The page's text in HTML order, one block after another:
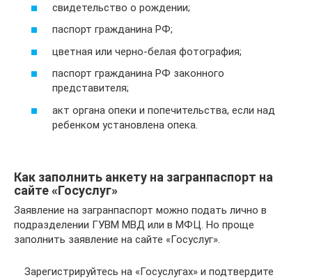
свидетельство о рождении;
паспорт гражданина РФ;
цветная или черно-белая фотография;
паспорт гражданина РФ законного
представителя;
акт органа опеки и попечительства, если над
ребенком установлена опека.
Как заполнить анкету на загранпаспорт на
сайте «Госуслуг»
Заявление на загранпаспорт можно подать лично в
подразделении ГУВМ МВД или в МФЦ. Но проще
заполнить заявление на сайте «Госуслуг».
Зарегистрируйтесь на «Госуслугах» и подтвердите